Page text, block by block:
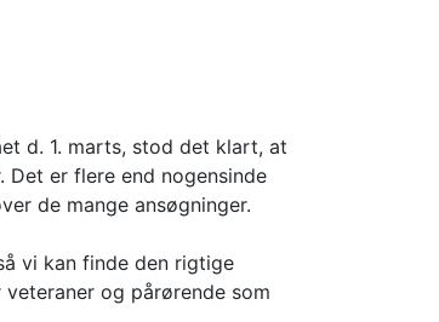
d. 1. marts, stod det klart, at
Det er flere end nogensinde
de mange ansøgninger.
vi kan finde den rigtige
og pårørende som